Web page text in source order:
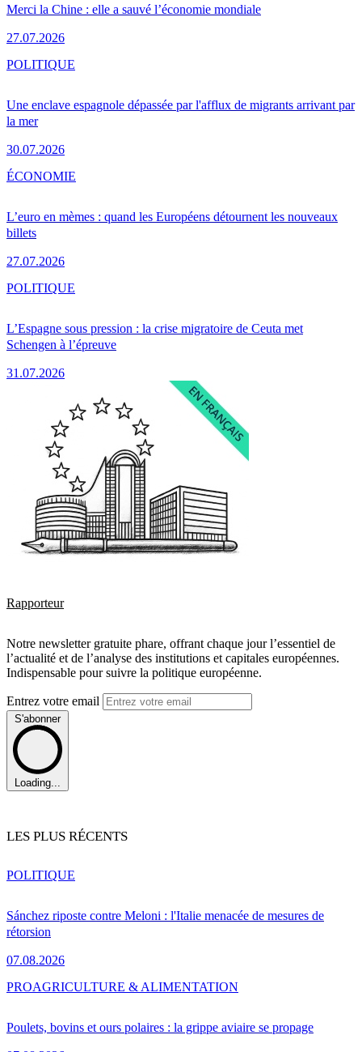
Merci la Chine : elle a sauvé l’économie mondiale
27.07.2026
Une enclave espagnole dépassée par l'afflux de migrants arrivant par
la mer
30.07.2026
POLITIQUE
L’euro en mèmes : quand les Européens détournent les nouveaux
billets
27.07.2026
ÉCONOMIE
L’Espagne sous pression : la crise migratoire de Ceuta met
Schengen à l’épreuve
31.07.2026
POLITIQUE
Rapporteur
Notre newsletter gratuite phare, offrant chaque jour l’essentiel de
l’actualité et de l’analyse des institutions et capitales européennes.
Indispensable pour suivre la politique européenne.
Entrez votre email
S'abonner
Loading...
LES PLUS RÉCENTS
Sánchez riposte contre Meloni : l'Italie menacée de mesures de
rétorsion
07.08.2026
POLITIQUE
Poulets, bovins et ours polaires : la grippe aviaire se propage
PROAGRICULTURE & ALIMENTATION